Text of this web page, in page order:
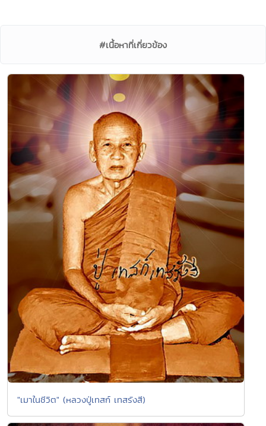
#เนื้อหาที่เกี่ยวข้อง
"เมาในชีวิต" (หลวงปู่เทสก์ เทสรังสี)